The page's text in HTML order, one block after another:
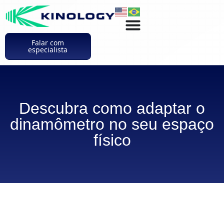
Falar com
especialista
Descubra como adaptar o
dinamômetro no seu espaço
físico